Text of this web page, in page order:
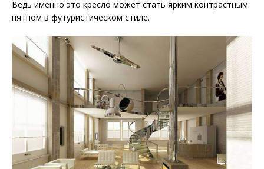
Ведь именно это кресло может стать ярким контрастным
пятном в футуристическом стиле.